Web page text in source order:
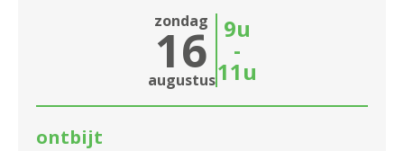
zondag
16
augustus
9u
-
11u
ontbijt